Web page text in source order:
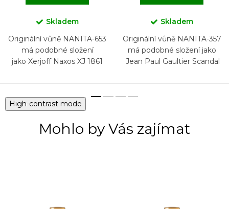
Skladem
Originální vůně NANITA-653
má podobné složení
jako Xerjoff Naxos XJ 1861
Skladem
Originální vůně NANITA-357
má podobné složení jako
Jean Paul Gaultier Scandal
High-contrast mode
Mohlo by Vás zajímat